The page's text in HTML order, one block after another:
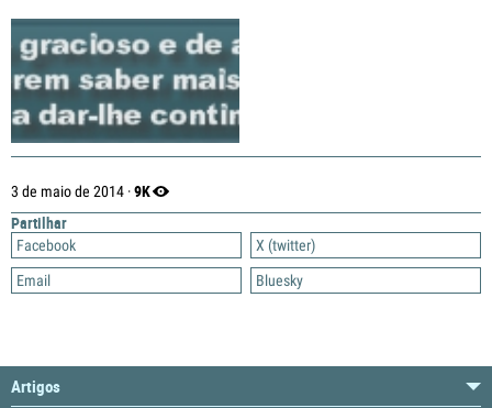
3 de maio de 2014 ·9K
Partilhar
Facebook
X (twitter)
Email
Bluesky
Artigos